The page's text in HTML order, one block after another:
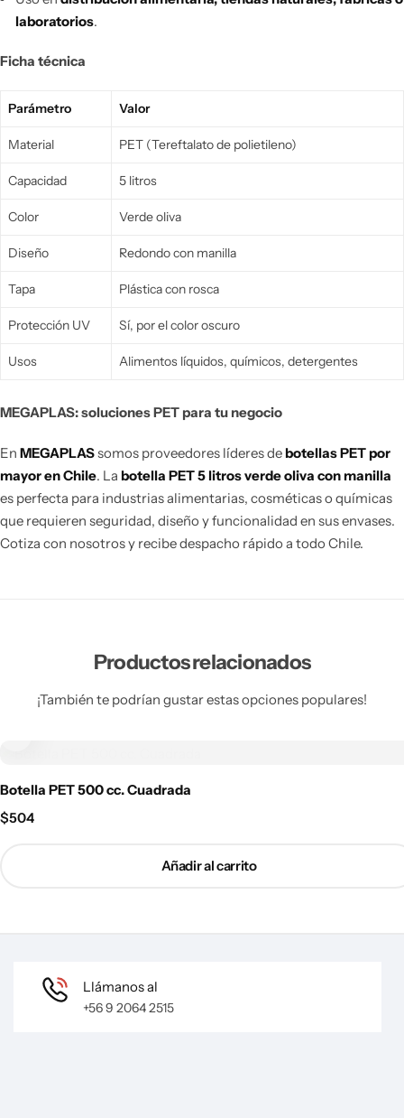
laboratorios.
Ficha técnica
Parámetro Valor
Material PET (Tereftalato de polietileno)
Capacidad 5 litros
Color Verde oliva
Diseño Redondo con manilla
Tapa Plástica con rosca
Protección UV Sí, por el color oscuro
Usos Alimentos líquidos, químicos, detergentes
MEGAPLAS: soluciones PET para tu negocio
En MEGAPLASsomos proveedores líderes de botellas PET por
mayor en Chile. La botella PET 5 litros verde oliva con manilla
es perfecta para industrias alimentarias, cosméticas o químicas
que requieren seguridad, diseño y funcionalidad en sus envases.
Cotiza con nosotros y recibe despacho rápido a todo Chile.
Productos relacionados
¡También te podrían gustar estas opciones populares!
Botella PET 500 cc. Cuadrada
$504
Añadir al carrito
Llámanos al
+56 9 2064 2515